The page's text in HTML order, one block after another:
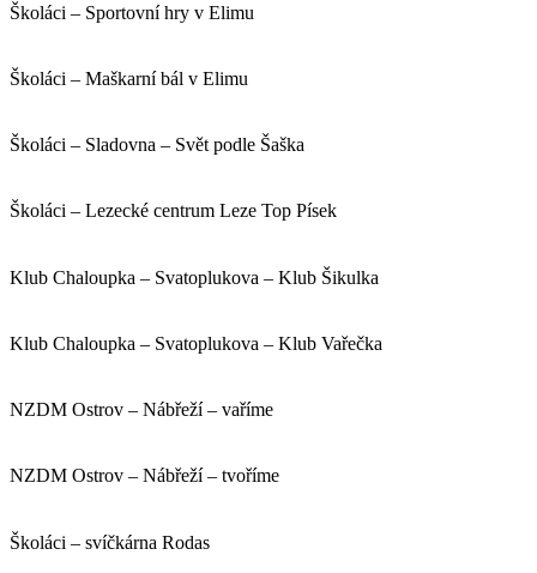
Školáci – Sportovní hry v Elimu
Školáci – Maškarní bál v Elimu
Školáci – Sladovna – Svět podle Šaška
Školáci – Lezecké centrum Leze Top Písek
Klub Chaloupka – Svatoplukova – Klub Šikulka
Klub Chaloupka – Svatoplukova – Klub Vařečka
NZDM Ostrov – Nábřeží – vaříme
NZDM Ostrov – Nábřeží – tvoříme
Školáci – svíčkárna Rodas